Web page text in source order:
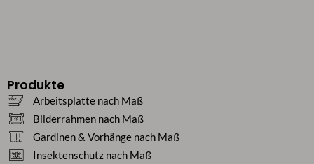
Produkte
Arbeitsplatte nach Maß
Bilderrahmen nach Maß
Gardinen & Vorhänge nach Maß
Insektenschutz nach Maß